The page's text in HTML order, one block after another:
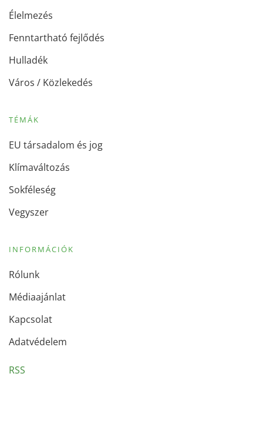
Élelmezés
Fenntartható fejlődés
Hulladék
Város / Közlekedés
TÉMÁK
EU társadalom és jog
Klímaváltozás
Sokféleség
Vegyszer
INFORMÁCIÓK
Rólunk
Médiaajánlat
Kapcsolat
Adatvédelem
RSS